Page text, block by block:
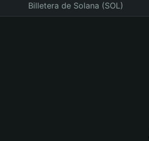
Billetera de Solana (SOL)